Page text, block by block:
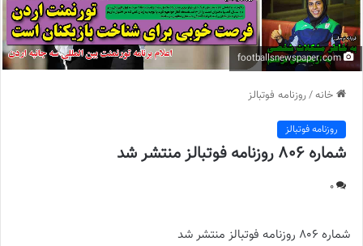
footballsnewspaper.com
خانه/روزنامه فوتبالز
روزنامه فوتبالز
شماره 806 روزنامه فوتبالز منتشر شد
0
شماره 806 روزنامه فوتبالز منتشر شد